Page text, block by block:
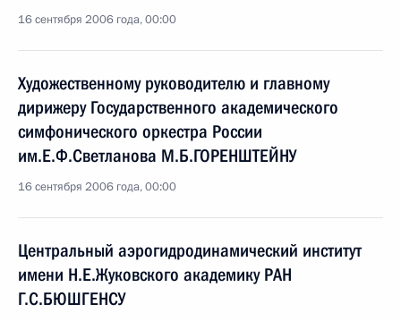
16 сентября 2006 года, 00:00
Художественному руководителю и главному
дирижеру Государственного академического
симфонического оркестра России
им.Е.Ф.Светланова М.Б.ГОРЕНШТЕЙНУ
16 сентября 2006 года, 00:00
Центральный аэрогидродинамический институт
имени Н.Е.Жуковского академику РАН
Г.С.БЮШГЕНСУ